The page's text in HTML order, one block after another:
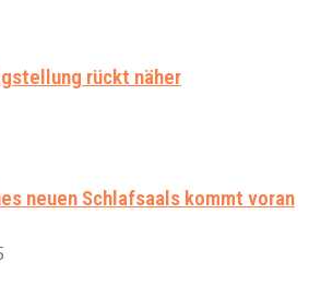
rückt näher
neuen Schlafsaals kommt voran